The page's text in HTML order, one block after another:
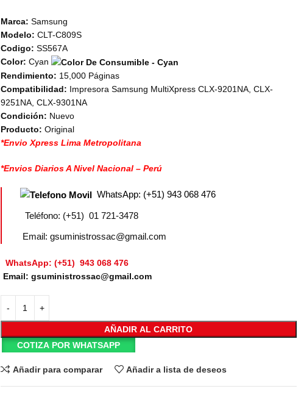
Marca:Samsung
Modelo: CLT-C809S
Codigo:SS567A
Color: Cyan
Rendimiento: 15,000 Páginas
Compatibilidad: Impresora Samsung MultiXpress CLX-9201NA, CLX-
9251NA, CLX-9301NA
Condición: Nuevo
Producto: Original
*Envio Xpress Lima Metropolitana
*Envios Diarios A Nivel Nacional – Perú
WhatsApp: (+51) 943 068 476
Teléfono: (+51) 01 721-3478
Email: gsuministrossac@gmail.com
WhatsApp: (+51) 943 068 476
Email: gsuministrossac@gmail.com
AÑADIR AL CARRITO
COTIZA POR WHATSAPP
Añadir para comparar Añadir a lista de deseos